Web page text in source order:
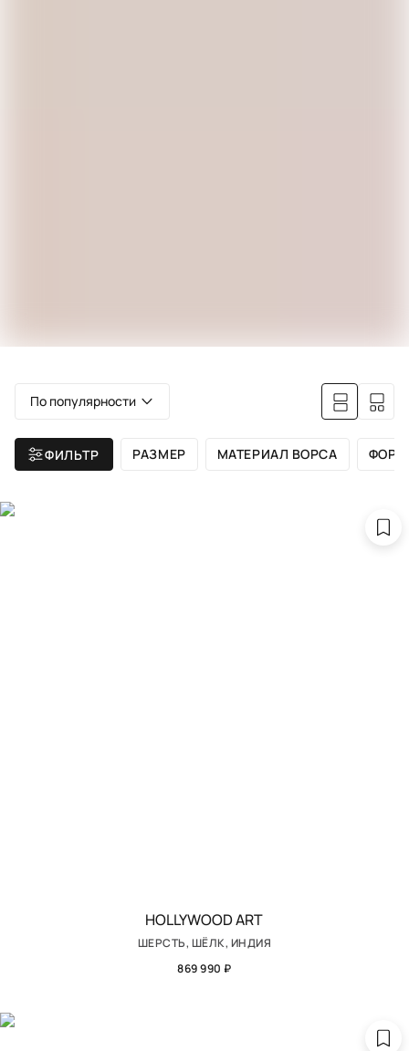
По популярности
ФИЛЬТР РАЗМЕР МАТЕРИАЛ ВОРСА
HOLLYWOOD ART
ШЕРСТЬ, ШЁЛК, ИНДИЯ
869 990 ₽